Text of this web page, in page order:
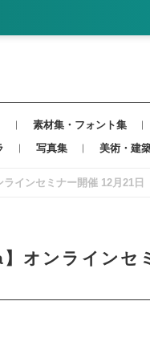
素材集・フォント集
写真集 美術・建
ラインセミナー開催 12月21日
オンラインセ